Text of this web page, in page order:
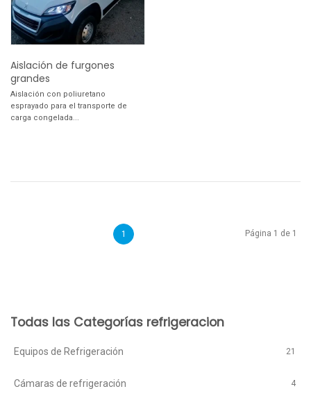
Aislación de furgones
grandes
Aislación con poliuretano
esprayado para el transporte de
carga congelada...
1 Página 1 de 1
Todas las Categorías refrigeracion
Equipos de Refrigeración 21
Cámaras de refrigeración 4